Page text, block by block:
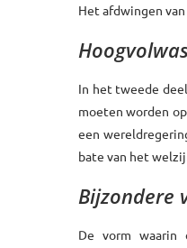
Het afdwingen
In het tweede
moeten worden
een
bate van het
Bijzondere
De vorm waarin